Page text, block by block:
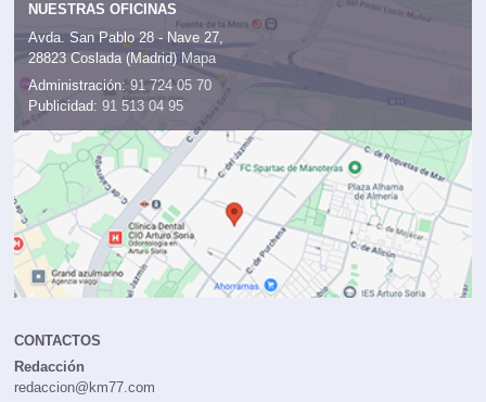
NUESTRAS OFICINAS
Avda. San Pablo 28 - Nave 27,
28823 Coslada (Madrid) Mapa
Administración: 91 724 05 70
Publicidad: 91 513 04 95
CONTACTOS
Redacción
redaccion@km77.com